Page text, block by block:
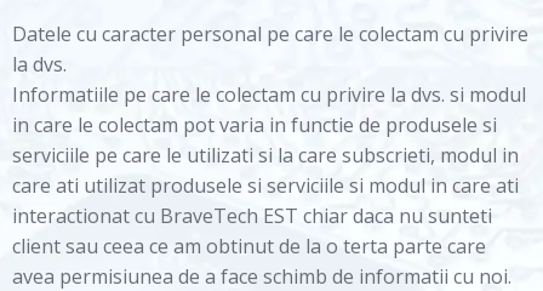
Datele cu caracter personal pe care le colectam cu privire
la dvs.
Informatiile pe care le colectam cu privire la dvs. si modul
in care le colectam pot varia in functie de produsele si
serviciile pe care le utilizati si la care subscrieti, modul in
care ati utilizat produsele si serviciile si modul in care ati
interactionat cu BraveTech EST chiar daca nu sunteti
client sau ceea ce am obtinut de la o terta parte care
avea permisiunea de a face schimb de informatii cu noi.